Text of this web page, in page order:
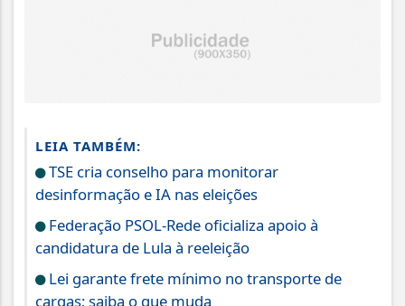
LEIA TAMBÉM:
TSE cria conselho para monitorar
desinformação e IA nas eleições
Federação PSOL-Rede oficializa apoio à
candidatura de Lula à reeleição
Lei garante frete mínimo no transporte de
cargas; saiba o que muda